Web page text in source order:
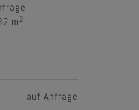
m2
auf Anfrage